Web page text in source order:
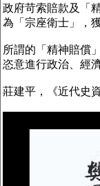
政府苛索賠款及「
為「宗座衛士」，
所謂的「精神賠償
恣意進行政治、經
莊建平，《近代史